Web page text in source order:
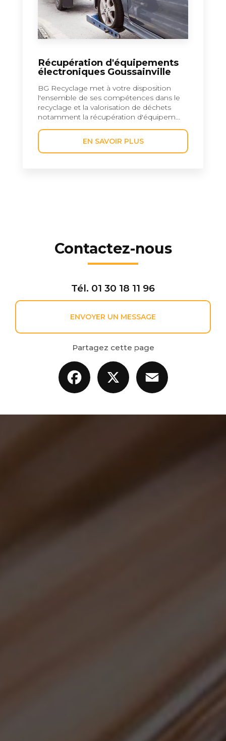
Récupération d'équipements
électroniques Goussainville
BG Recyclage met à votre disposition
l'ensemble de ses compétences dans le
recyclage et la valorisation de déchets
notamment la récupération d'équipem...
EN SAVOIR PLUS
Contactez-nous
Tél. 01 30 18 11 96
ENVOYER UN MESSAGE
Partagez cette page
Facebook